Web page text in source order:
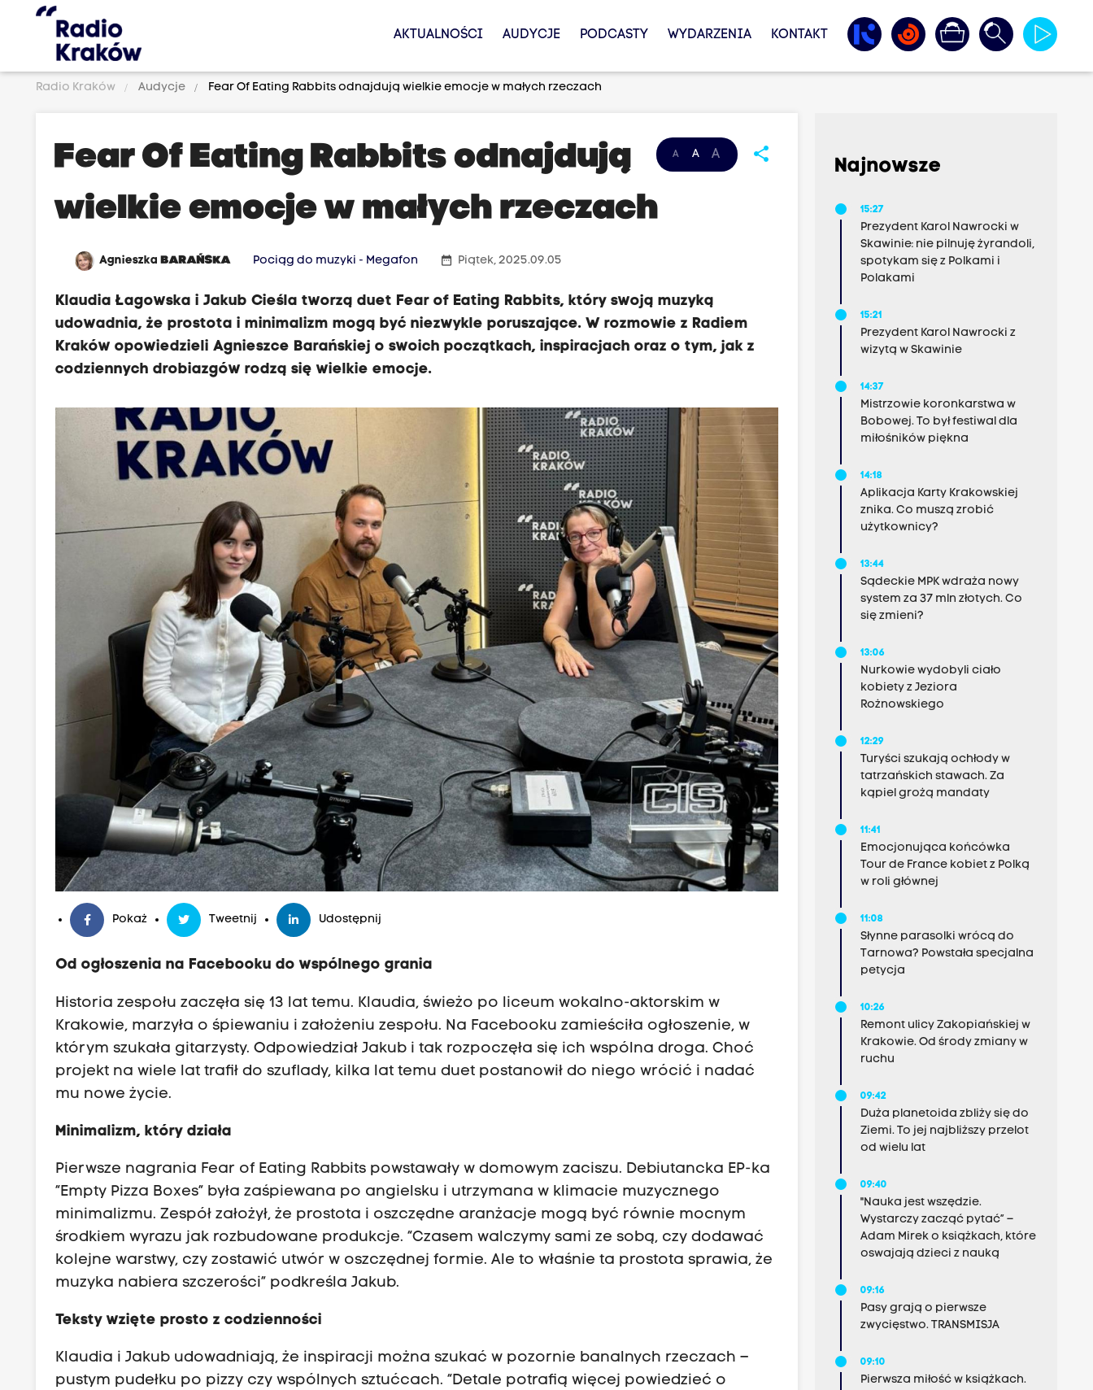
AKTUALNOŚCI AUDYCJE PODCASTY WYDARZENIA KONTAKT
Radio Kraków Audycje Fear Of Eating Rabbits odnajdują wielkie emocje w małych rzeczach
A A A share
Fear Of Eating Rabbits odnajdują
wielkie emocje w małych rzeczach
AgnieszkaBARAŃSKA Pociąg do muzyki - Megafon date_range Piątek, 2025.09.05
Klaudia Łagowska i Jakub Cieśla tworzą duet Fear of Eating Rabbits, który swoją muzyką
udowadnia, że prostota i minimalizm mogą być niezwykle poruszające. W rozmowie z Radiem
Kraków opowiedzieli Agnieszce Barańskiej o swoich początkach, inspiracjach oraz o tym, jak z
codziennych drobiazgów rodzą się wielkie emocje.
Pokaż Tweetnij Udostępnij
Od ogłoszenia na Facebooku do wspólnego grania
Historia zespołu zaczęła się 13 lat temu. Klaudia, świeżo po liceum wokalno-aktorskim w
Krakowie, marzyła o śpiewaniu i założeniu zespołu. Na Facebooku zamieściła ogłoszenie, w
którym szukała gitarzysty. Odpowiedział Jakub i tak rozpoczęła się ich wspólna droga. Choć
projekt na wiele lat trafił do szuflady, kilka lat temu duet postanowił do niego wrócić i nadać
mu nowe życie.
Minimalizm, który działa
Pierwsze nagrania Fear of Eating Rabbits powstawały w domowym zaciszu. Debiutancka EP-ka
“Empty Pizza Boxes” była zaśpiewana po angielsku i utrzymana w klimacie muzycznego
minimalizmu. Zespół założył, że prostota i oszczędne aranżacje mogą być równie mocnym
środkiem wyrazu jak rozbudowane produkcje. “Czasem walczymy sami ze sobą, czy dodawać
kolejne warstwy, czy zostawić utwór w oszczędnej formie. Ale to właśnie ta prostota sprawia, że
muzyka nabiera szczerości” podkreśla Jakub.
Teksty wzięte prosto z codzienności
Klaudia i Jakub udowadniają, że inspiracji można szukać w pozornie banalnych rzeczach –
pustym pudełku po pizzy czy wspólnych sztućcach. “Detale potrafią więcej powiedzieć o
Najnowsze
15:27
Prezydent Karol Nawrocki w
Skawinie: nie pilnuję żyrandoli,
spotykam się z Polkami i
Polakami
15:21
Prezydent Karol Nawrocki z
wizytą w Skawinie
14:37
Mistrzowie koronkarstwa w
Bobowej. To był festiwal dla
miłośników piękna
14:18
Aplikacja Karty Krakowskiej
znika. Co muszą zrobić
użytkownicy?
13:44
Sądeckie MPK wdraża nowy
system za 37 mln złotych. Co
się zmieni?
13:06
Nurkowie wydobyli ciało
kobiety z Jeziora
Rożnowskiego
12:29
Turyści szukają ochłody w
tatrzańskich stawach. Za
kąpiel grożą mandaty
11:41
Emocjonująca końcówka
Tour de France kobiet z Polką
w roli głównej
11:08
Słynne parasolki wrócą do
Tarnowa? Powstała specjalna
petycja
10:26
Remont ulicy Zakopiańskiej w
Krakowie. Od środy zmiany w
ruchu
09:42
Duża planetoida zbliży się do
Ziemi. To jej najbliższy przelot
od wielu lat
09:40
"Nauka jest wszędzie.
Wystarczy zacząć pytać” –
Adam Mirek o książkach, które
oswajają dzieci z nauką
09:16
Pasy grają o pierwsze
zwycięstwo. TRANSMISJA
09:10
Pierwsza miłość w książkach.